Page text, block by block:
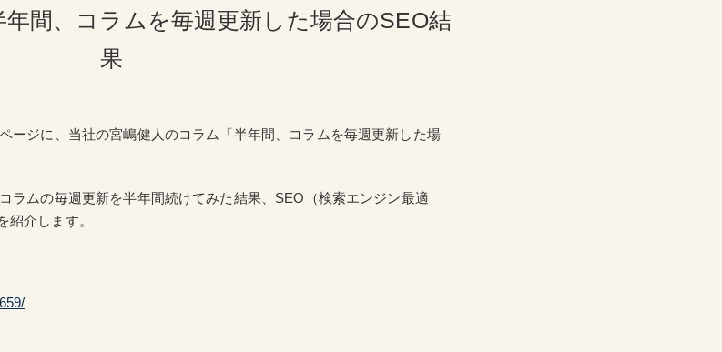
年間、コラムを毎週更新した場合のSEO結
果
ージに、当社の宮嶋健人のコラム「半年間、コラムを毎週更新した場
ラムの毎週更新を半年間続けてみた結果、SEO（検索エンジン最適
紹介します。